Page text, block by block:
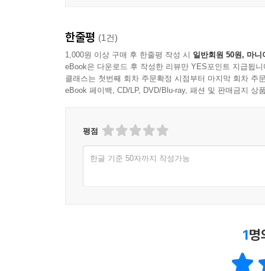
한줄평 (1건)
1,000원 이상 구매 후 한줄평 작성 시 일반회원 50원, 마니
eBook은 다운로드 후 작성한 리뷰만 YES포인트 지급됩니
클래스는 첫번째 회차 주문확정 시점부터 마지막 회차 주
eBook 페이백, CD/LP, DVD/Blu-ray, 패션 및 판매금지 상
평점
한글 기준 50자까지 작성가능
1명